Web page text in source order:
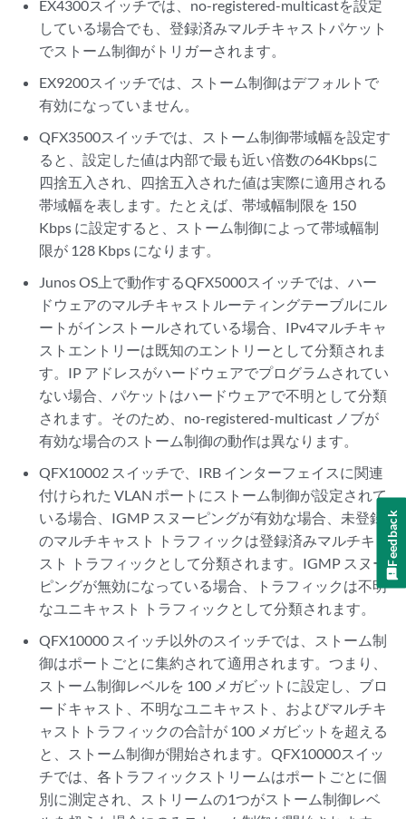
EX4300スイッチでは、no-registered-multicastを設定
している場合でも、登録済みマルチキャストパケット
でストーム制御がトリガーされます。
EX9200スイッチでは、ストーム制御はデフォルトで
有効になっていません。
QFX3500スイッチでは、ストーム制御帯域幅を設定す
ると、設定した値は内部で最も近い倍数の64Kbpsに
四捨五入され、四捨五入された値は実際に適用される
帯域幅を表します。たとえば、帯域幅制限を 150
Kbps に設定すると、ストーム制御によって帯域幅制
限が 128 Kbps になります。
Junos OS上で動作するQFX5000スイッチでは、ハー
ドウェアのマルチキャストルーティングテーブルにル
ートがインストールされている場合、IPv4マルチキャ
ストエントリーは既知のエントリーとして分類されま
す。IP アドレスがハードウェアでプログラムされてい
ない場合、パケットはハードウェアで不明として分類
されます。そのため、no-registered-multicast ノブが
有効な場合のストーム制御の動作は異なります。
QFX10002 スイッチで、IRB インターフェイスに関連
付けられた VLAN ポートにストーム制御が設定されて
いる場合、IGMP スヌーピングが有効な場合、未登録
のマルチキャスト トラフィックは登録済みマルチキャ
スト トラフィックとして分類されます。IGMP スヌー
ピングが無効になっている場合、トラフィックは不明
なユニキャスト トラフィックとして分類されます。
QFX10000 スイッチ以外のスイッチでは、ストーム制
御はポートごとに集約されて適用されます。つまり、
ストーム制御レベルを 100 メガビットに設定し、ブロ
ードキャスト、不明なユニキャスト、およびマルチキ
ャストトラフィックの合計が 100 メガビットを超える
と、ストーム制御が開始されます。QFX10000スイッ
チでは、各トラフィックストリームはポートごとに個
別に測定され、ストリームの1つがストーム制御レベ
Feedback